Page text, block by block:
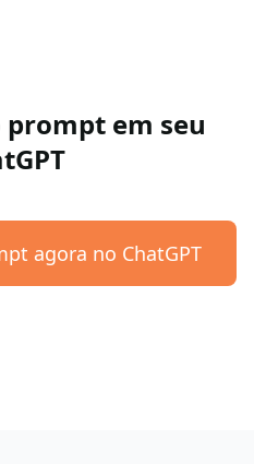
prompt em seu
agora no ChatGPT